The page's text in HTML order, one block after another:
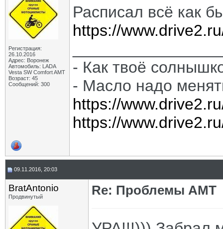
Регистрация:
26.10.2016
Адрес: Воронеж
Автомобиль: LADA
Vesta SW Comfort AMT
Возраст: 45
Сообщений: 300
Расписал всё как
https://
- Как твоё
- Масло надо
https://
https://
09.11.2016, 20:03
BratAntonio
Продвинутый Re: Проблемы АМТ